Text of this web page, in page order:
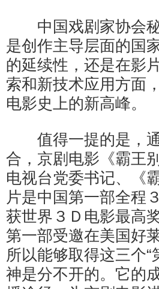
中国戏剧家协会秘
是创作主导层面的国
的延续性，还是在影
索和新技术应用方面
电影史上的新高峰。
值得一提的是，通
合，京剧电影《霸王
电视台党委书记、《
片是中国第一部全程
获世界３Ｄ电影最高
第一部受邀在美国好
所以能够取得这三个
神是分不开的。它的